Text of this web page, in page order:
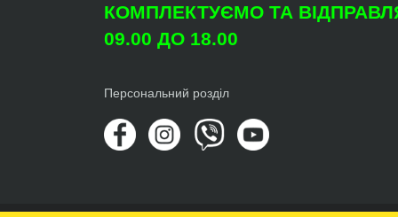
КОМПЛЕКТУЄМО ТА
09.00 ДО 18.00
Персональний розділ